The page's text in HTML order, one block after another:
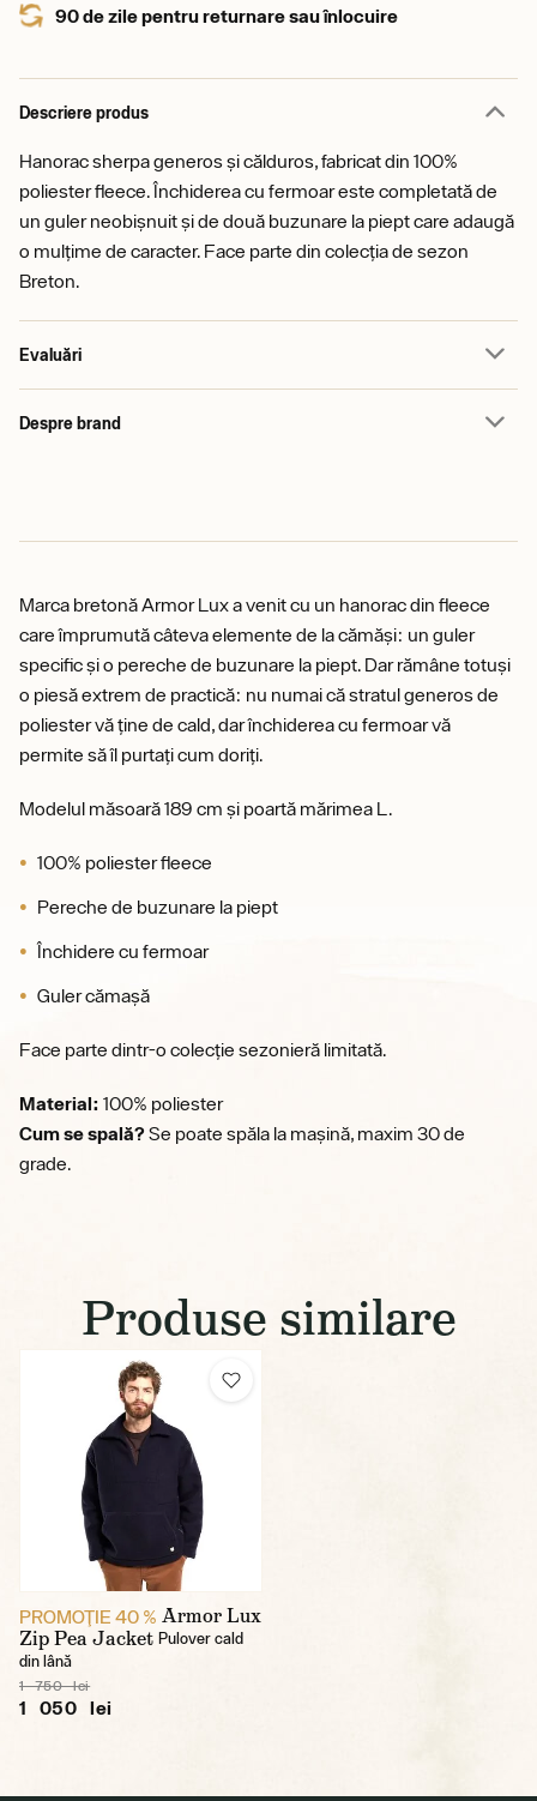
90 de zile pentru returnare sau înlocuire
Descriere produs
Hanorac sherpa generos și călduros, fabricat din 100%
poliester fleece. Închiderea cu fermoar este completată de
un guler neobișnuit și de două buzunare la piept care adaugă
o mulțime de caracter. Face parte din colecția de sezon
Breton.
Evaluări
Despre brand
Marca bretonă Armor Lux a venit cu un hanorac din fleece
care împrumută câteva elemente de la cămăși: un guler
specific și o pereche de buzunare la piept. Dar rămâne totuși
o piesă extrem de practică: nu numai că stratul generos de
poliester vă ține de cald, dar închiderea cu fermoar vă
permite să îl purtați cum doriți.
Modelul măsoară 189 cm și poartă mărimea L.
100% poliester fleece
Pereche de buzunare la piept
Închidere cu fermoar
Guler cămașă
Face parte dintr-o colecție sezonieră limitată.
Material: 100% poliester
Cum se spală? Se poate spăla la mașină, maxim 30 de
grade.
Produse similare
PROMOŢIE 40 % Armor Lux
Zip Pea Jacket Pulover cald
din lână
1 750 lei
1 050 lei